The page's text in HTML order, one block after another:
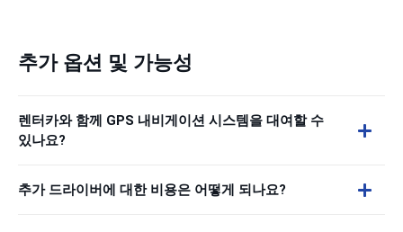
추가 옵션 및 가능성
렌터카와 함께 GPS 내비게이션 시스템을 대여할 수
있나요?
추가 드라이버에 대한 비용은 어떻게 되나요?